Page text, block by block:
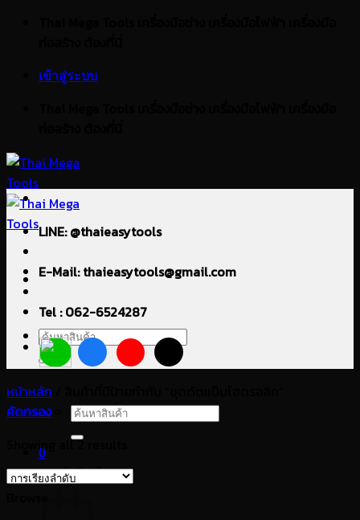
เข้าสู่ระบบ
ค้นหา:
ค้นหา:
0
ตะกร้าสินค้า
LINE: @thaieasytools
E-Mail: thaieasytools@gmail.com
Tel : 062-6524287
หน้าหลัก
คัดกรอง
Showing all 2 results